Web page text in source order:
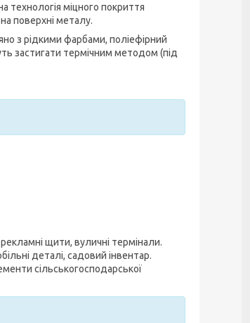
технологія міцного покриття
поверхні металу.
з рідкими фарбами, поліефірний
застигати термічним методом (під
щити, вуличні термінали.
деталі, садовий інвентар.
сільськогосподарської